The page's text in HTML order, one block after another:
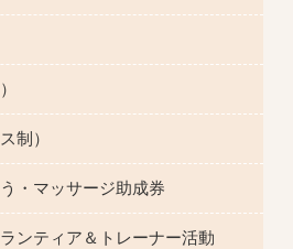
制）
・マッサージ助成券
ンティア＆トレーナー活動